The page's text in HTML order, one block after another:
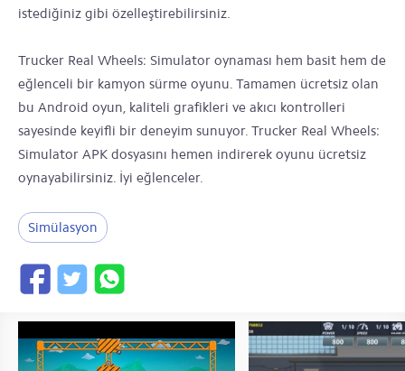
istediğiniz gibi özelleştirebilirsiniz.
Trucker Real Wheels: Simulator oynaması hem basit hem de
eğlenceli bir kamyon sürme oyunu. Tamamen ücretsiz olan
bu Android oyun, kaliteli grafikleri ve akıcı kontrolleri
sayesinde keyifli bir deneyim sunuyor. Trucker Real Wheels:
Simulator APK dosyasını hemen indirerek oyunu ücretsiz
oynayabilirsiniz. İyi eğlenceler.
Simülasyon